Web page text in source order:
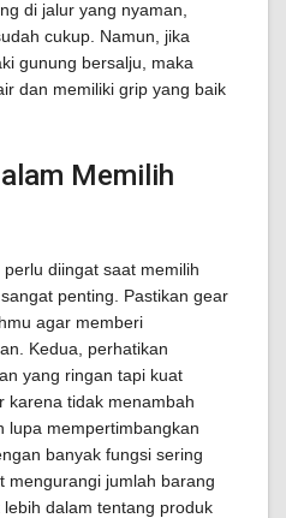
di jalur yang nyaman,
cukup. Namun, jika
gunung bersalju, maka
dan memiliki grip yang baik
Memilih
diingat saat memilih
penting. Pastikan gear
agar memberi
Kedua, perhatikan
yang ringan tapi kuat
karena tidak menambah
lupa mempertimbangkan
banyak fungsi sering
mengurangi jumlah barang
dalam tentang produk